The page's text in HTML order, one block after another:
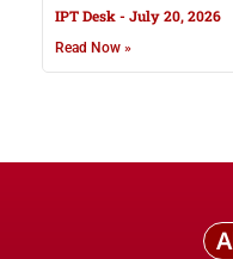
IPT Desk July 20, 2026
Read Now »